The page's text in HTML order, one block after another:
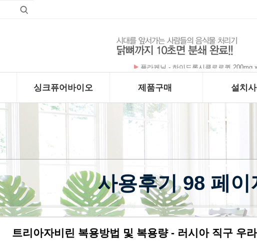
Стоимость Внутренни
싱크퓨어바이오
제품구매
설치사
하위분류
사용후기 98 페이
트리아자비린 복용방법 및 복용량 - 러시아 직구 우